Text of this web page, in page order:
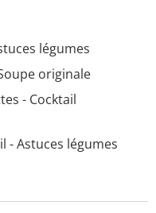
légumes
originale
- Cocktail
- Astuces légumes